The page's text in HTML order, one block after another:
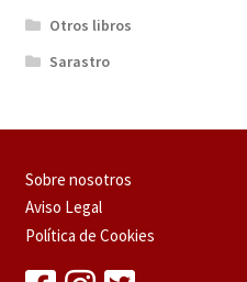
Otros libros
Sarastro
Sobre nosotros
Aviso Legal
Política de Cookies